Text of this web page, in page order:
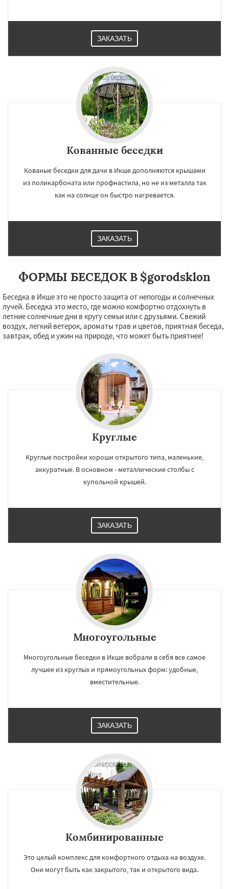
Ильинский Красково Лесной
Лесной Городок Лопатино
Лотошино
Свердловск
Томилино Тучково
Уваровка Удельная Фосфоритный
Шаховская
ЗАКАЗАТЬ
Кованные беседки
Кованые беседки для дачи в Икше дополняются крышами
из поликарбоната или профнастила, но не из металла так
как на солнце он быстро нагревается.
ЗАКАЗАТЬ
ФОРМЫ БЕСЕДОК В $gorodsklon
Беседка в Икше это не просто защита от непогоды и солнечных
лучей. Беседка это место, где можно комфортно отдохнуть в
летние солнечные дни в кругу семьи или с друзьями. Свежий
воздух, легкий ветерок, ароматы трав и цветов, приятная беседа,
завтрак, обед и ужин на природе, что может быть приятнее!
Круглые
Круглые постройки хороши открытого типа, маленькие,
аккуратные. В основном - металлические столбы с
купольной крышей.
ЗАКАЗАТЬ
Многоугольные
Многоугольные беседки в Икше вобрали в себя все самое
лучшее из круглых и прямоугольных форм: удобные,
вместительные.
ЗАКАЗАТЬ
Комбинированные
Это целый комплекс для комфортного отдыха на воздухе.
Они могут быть как закрытого, так и открытого вида.
УЗНАТЬ ПОДРОБНЕЕ
Даю согласие на обработку персональных данных